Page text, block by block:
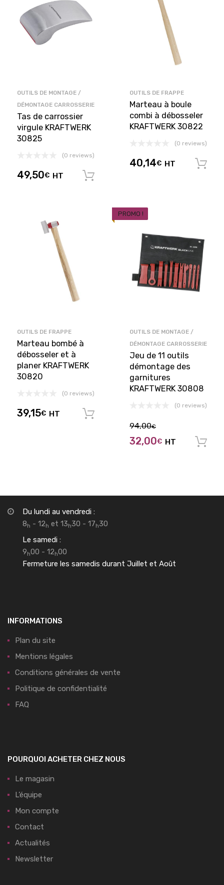
OUTILS DE MONTAGE /
DÉMONTAGE CARROSSERIE
Tas de carrossier
virgule KRAFTWERK
30825
(0 reviews)
49,50€ HT
OUTILS DE FRAPPE
Marteau à boule
combi à débosseler
KRAFTWERK 30822
(0 reviews)
40,14€ HT
OUTILS DE FRAPPE
Marteau bombé à
débosseler et à
planer KRAFTWERK
30820
(0 reviews)
39,15€ HT
PROMO !
OUTILS DE MONTAGE /
DÉMONTAGE CARROSSERIE
Jeu de 11 outils
démontage des
garnitures
KRAFTWERK 30808
(0 reviews)
94,00€
32,00€ HT
Du lundi au vendredi :
8h - 12h et 13h30 - 17h30
Le samedi :
9h00 - 12h00
Fermeture les samedis durant Juillet et Août
INFORMATIONS
Plan du site
Mentions légales
Conditions générales de vente
Politique de confidentialité
FAQ
POURQUOI ACHETER CHEZ NOUS
Le magasin
L’équipe
Mon compte
Contact
Actualités
Newsletter